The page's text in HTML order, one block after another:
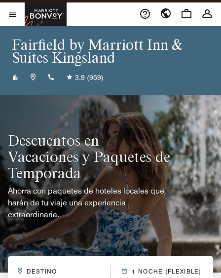
Skip to Content
Abrir el menú
Marriott Bonvoy
Fairfield by Marriott Inn &
Suites Kingsland
+19125761010
3.9 (959)
Descuentos en
Vacaciones y Paquetes de
Temporada
Ahorra con paquetes de hoteles locales que
harán de tu viaje una experiencia
extraordinaria.
DESTINO 1 NOCHE (FLEXIBLE)